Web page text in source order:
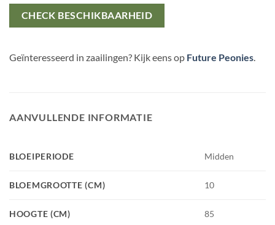
CHECK BESCHIKBAARHEID
Geïnteresseerd in zaailingen? Kijk eens op Future Peonies.
AANVULLENDE INFORMATIE
BLOEIPERIODE Midden
BLOEMGROOTTE (CM) 10
HOOGTE (CM) 85